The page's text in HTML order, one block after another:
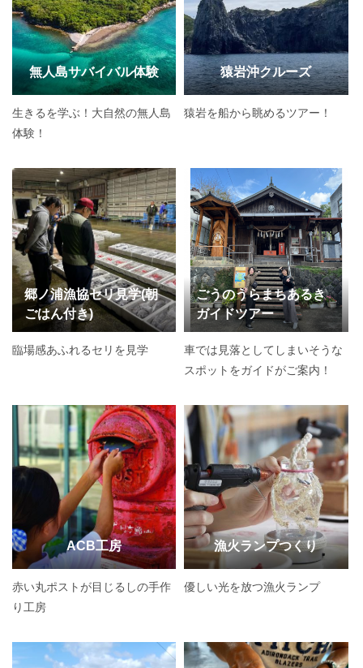
無人島サバイバル体験
生きるを学ぶ！大自然の無人島
体験！
猿岩沖クルーズ
猿岩を船から眺めるツアー！
郷ノ浦漁協セリ見学(朝
ごはん付き)
臨場感あふれるセリを見学
ごうのうらまちあるき
ガイドツアー
車では見落としてしまいそうな
スポットをガイドがご案内！
ACB工房
赤い丸ポストが目じるしの手作
り工房
漁火ランプつくり
優しい光を放つ漁火ランプ